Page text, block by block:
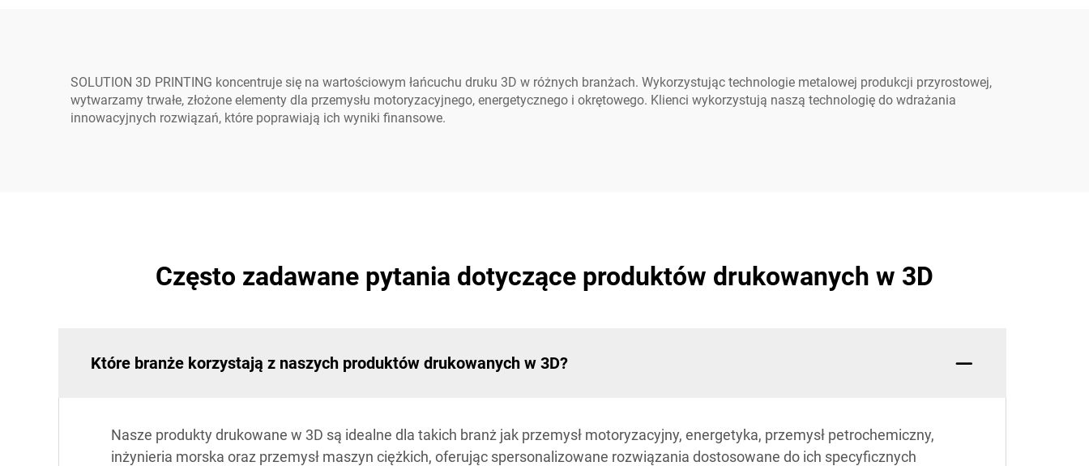
SOLUTION 3D PRINTING koncentruje się na wartościowym łańcuchu druku 3D w różnych branżach. Wykorzystując technologie metalowej produkcji przyrostowej,
wytwarzamy trwałe, złożone elementy dla przemysłu motoryzacyjnego, energetycznego i okrętowego. Klienci wykorzystują naszą technologię do wdrażania
innowacyjnych rozwiązań, które poprawiają ich wyniki finansowe.
Często zadawane pytania dotyczące produktów drukowanych w 3D
Które branże korzystają z naszych produktów drukowanych w 3D?
Nasze produkty drukowane w 3D są idealne dla takich branż jak przemysł motoryzacyjny, energetyka, przemysł petrochemiczny,
inżynieria morska oraz przemysł maszyn ciężkich, oferując spersonalizowane rozwiązania dostosowane do ich specyficznych